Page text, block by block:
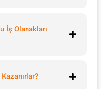
İş Olanakları